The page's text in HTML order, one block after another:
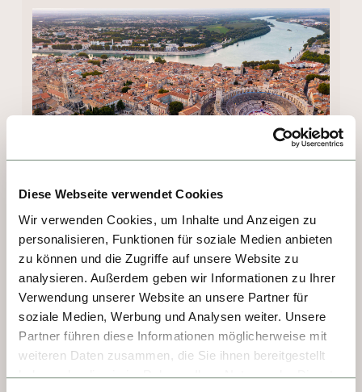
Diese Webseite verwendet Cookies
Wir verwenden Cookies, um Inhalte und Anzeigen zu
personalisieren, Funktionen für soziale Medien anbieten
zu können und die Zugriffe auf unsere Website zu
analysieren. Außerdem geben wir Informationen zu Ihrer
Verwendung unserer Website an unsere Partner für
soziale Medien, Werbung und Analysen weiter. Unsere
Partner führen diese Informationen möglicherweise mit
weiteren Daten zusammen, die Sie ihnen bereitgestellt
haben oder die sie im Rahmen Ihrer Nutzung der Dienste
TAG 2 - RHONE DELTA
Abendliche Drinks auf dem Vista Deck
(wetterabhängig), während Ihr Schiff ruhig
durch das bezaubernde Rhône-Delta fährt.